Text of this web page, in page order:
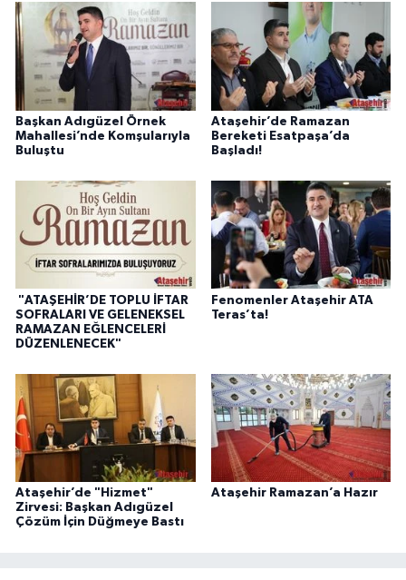
Başkan Adıgüzel Örnek
Mahallesi’nde Komşularıyla
Buluştu
Ataşehir’de Ramazan
Bereketi Esatpaşa’da
Başladı!
"ATAŞEHİR’DE TOPLU İFTAR
SOFRALARI VE GELENEKSEL
RAMAZAN EĞLENCELERİ
DÜZENLENECEK"
Fenomenler Ataşehir ATA
Teras’ta!
Ataşehir’de "Hizmet"
Zirvesi: Başkan Adıgüzel
Çözüm İçin Düğmeye Bastı
Ataşehir Ramazan’a Hazır